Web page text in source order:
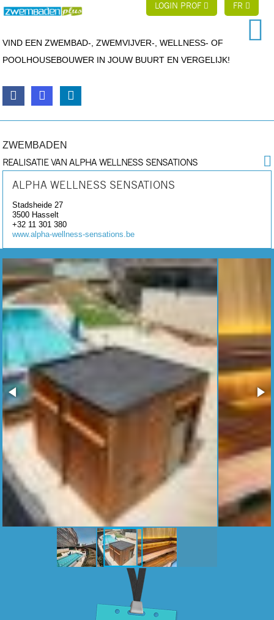
LOGIN PROF FR
VIND EEN ZWEMBAD-, ZWEMVIJVER-, WELLNESS- OF
POOLHOUSEBOUWER IN JOUW BUURT EN VERGELIJK!
ZWEMBADEN
REALISATIE VAN ALPHA WELLNESS SENSATIONS
ALPHA WELLNESS SENSATIONS
Stadsheide 27
3500 Hasselt
+32 11 301 380
www.alpha-wellness-sensations.be